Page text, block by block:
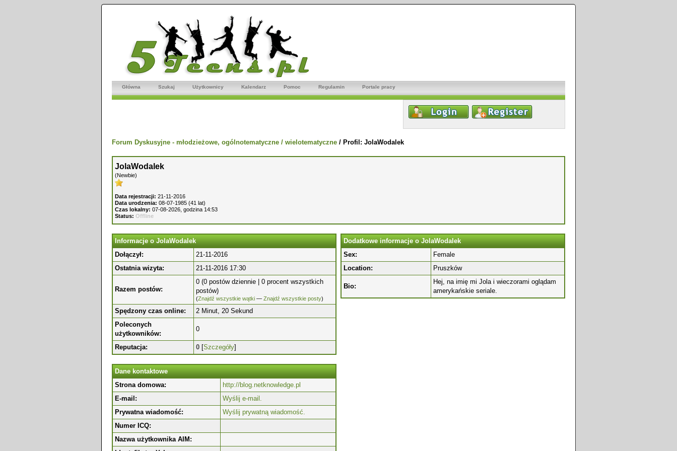
Główna Szukaj Użytkownicy Kalendarz Pomoc Regulamin Portale pracy
Forum Dyskusyjne - młodzieżowe, ogólnotematyczne / wielotematyczne / Profil: JolaWodalek
JolaWodalek
(Newbie)
Data rejestracji: 21-11-2016
Data urodzenia: 08-07-1985 (41 lat)
Czas lokalny: 07-08-2026, godzina 14:53
Status: Offline
Informacje o JolaWodalek
Dołączył:
21-11-2016
Ostatnia wizyta:
21-11-2016 17:30
Razem postów:
0 (0 postów dziennie | 0 procent wszystkich
postów)
(Znajdź wszystkie wątki — Znajdź wszystkie posty)
Spędzony czas online:
2 Minut, 20 Sekund
Poleconych
użytkowników:
0
Reputacja: 0 [Szczegóły]
Dane kontaktowe
Strona domowa:
http://blog.netknowledge.pl
E-mail:
Wyślij e-mail.
Prywatna wiadomość:
Wyślij prywatną wiadomość.
Numer ICQ:
Nazwa użytkownika AIM:
Dodatkowe informacje o JolaWodalek
Sex:
Female
Location:
Pruszków
Bio:
Hej, na imię mi Jola i wieczorami oglądam
amerykańskie seriale.